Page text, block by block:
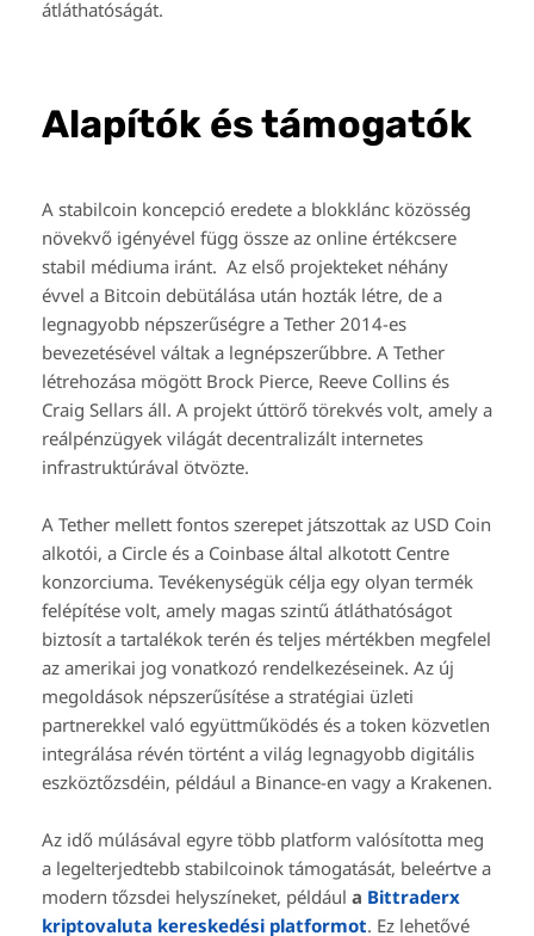
átláthatóságát.
Alapítók és támogatók
A stabilcoin koncepció eredete a blokklánc közösség
növekvő igényével függ össze az online értékcsere
stabil médiuma iránt. Az első projekteket néhány
évvel a Bitcoin debütálása után hozták létre, de a
legnagyobb népszerűségre a Tether 2014-es
bevezetésével váltak a legnépszerűbbre. A Tether
létrehozása mögött Brock Pierce, Reeve Collins és
Craig Sellars áll. A projekt úttörő törekvés volt, amely a
reálpénzügyek világát decentralizált internetes
infrastruktúrával ötvözte.
A Tether mellett fontos szerepet játszottak az USD Coin
alkotói, a Circle és a Coinbase által alkotott Centre
konzorciuma. Tevékenységük célja egy olyan termék
felépítése volt, amely magas szintű átláthatóságot
biztosít a tartalékok terén és teljes mértékben megfelel
az amerikai jog vonatkozó rendelkezéseinek. Az új
megoldások népszerűsítése a stratégiai üzleti
partnerekkel való együttműködés és a token közvetlen
integrálása révén történt a világ legnagyobb digitális
eszköztőzsdéin, például a Binance-en vagy a Krakenen.
Az idő múlásával egyre több platform valósította meg
a legelterjedtebb stabilcoinok támogatását, beleértve a
modern tőzsdei helyszíneket, például a Bittraderx
kriptovaluta kereskedési platformot. Ez lehetővé